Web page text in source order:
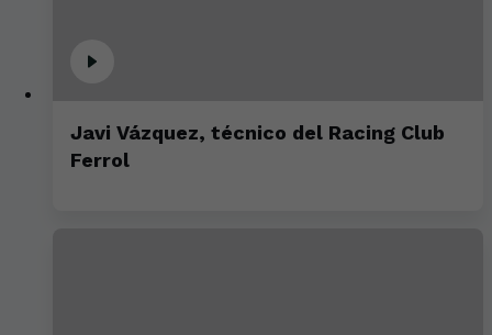
Javi Vázquez, técnico del Racing Club
Ferrol